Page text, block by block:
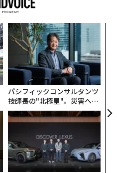
パシフィックコンサルタンツ
技師長の"北極星"。災害への
無力感を乗り越え見つけた、
防災一筋20年の答え